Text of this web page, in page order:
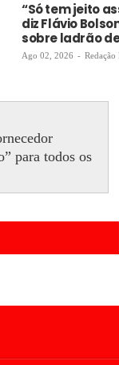
“Só tem jeito
diz Flávio
sobre ladrão
Ago 02, 2026 - Redação
para todos os